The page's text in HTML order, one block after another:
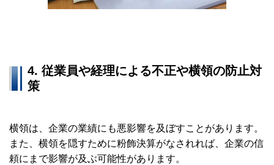
4. 従業員や経理による不正や横領の防止対
策
横領は、企業の業績にも悪影響を及ぼすことがあります。
また、横領を隠すために粉飾決算がなされれば、企業の信
頼にまで影響が及ぶ可能性があります。